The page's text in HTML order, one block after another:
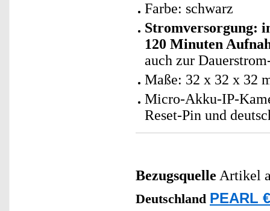
Farbe: schwarz
Stromversorgung:
120 Minuten
auch zur
Maße: 32 x 32 x 32
Micro-Akku-IP-
Reset-Pin und
Bezugsquelle Artikel
Deutschland PEARL